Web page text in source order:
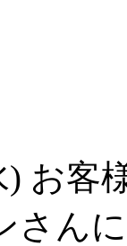
) お客
さん